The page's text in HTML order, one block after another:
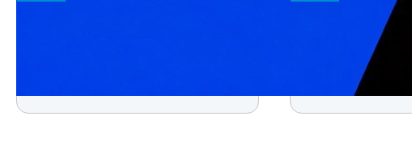
Швеллер гнутый
Швеллер